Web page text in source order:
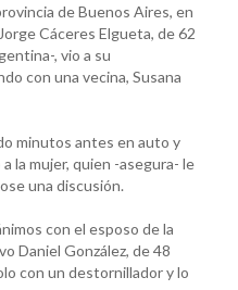
de Buenos Aires, en
Cáceres Elgueta, de 62
, vio a su
con una vecina, Susana
minutos antes en auto y
la mujer, quien -asegura- le
una discusión.
con el esposo de la
Daniel González, de 48
con un destornillador y lo